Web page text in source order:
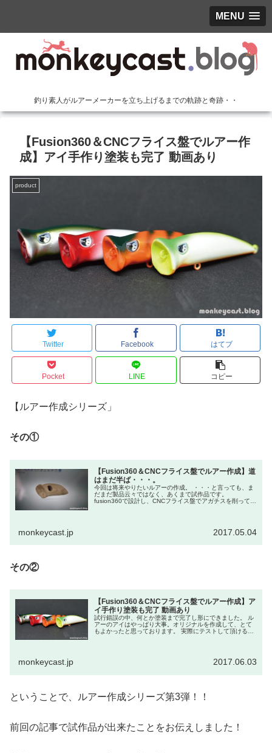
MENU
釣り素人がルアーメーカーを立ち上げるまでの軌跡と奇跡・・
【Fusion360＆CNCフライス盤でルアー作
成】アイ手作り塗装も完了 動画あり
product
Twitter Facebook はてブ
Pocket LINE コピー
【ルアー作成シリーズ」
その①
【Fusion360＆CNCフライス盤でルアー作成】道
はまだ半ば・・・。
今回は将来やりたいルアーの作成。 ・・・と言っても、ま
だまだ製品云々ではなく、あくまで試作品です。
fusion360で設計し、CNCフライス盤でアガチスを削ってみ
monkeycast.jp 2017.05.04
その②
【Fusion360＆CNCフライス盤でルアー作成】ア
イ手作り塗装も完了 動画あり
試行錯誤の中、何とか塗装まで完了し形にできました。 ル
アーのアイはやっぱり大事。オリジナルを作成して、とて
もよかったと思っております。 実際にテストして頂ける方
monkeycast.jp 2017.06.03
ということで、ルアー作成シリーズ第3弾！！
前回の記事で試作品が出来たことをお伝えしました！